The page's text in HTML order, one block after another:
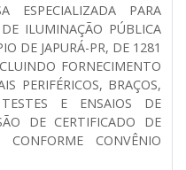
ESPECIALIZADA PARA
ILUMINAÇÃO PÚBLICA
DE JAPURÁ-PR, DE 1281
FORNECIMENTO
PERIFÉRICOS, BRAÇOS,
E ENSAIOS DE
DE CERTIFICADO DE
CONVÊNIO